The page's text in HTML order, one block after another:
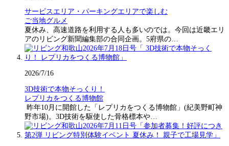
サービスエリア・パーキングエリアで楽しむ
ご当地グルメ
夏休み、高速道路を利用する人も多いのでは。今回は近畿エリ
アのリビング新聞編集部の合同企画。5府県の…
2026/7/16
3D技術で本物そっくり！
レプリカをつくる博物館
昨年10月に開館した「レプリカをつくる博物館」(紀美野町神
野市場)。3D技術を駆使した骨格標本や…